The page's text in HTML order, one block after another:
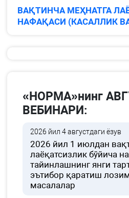
ВАҚТИНЧА МЕҲНАТГА
НАФАҚАСИ (КАСАЛЛИК
«НОРМА»нинг
ВЕБИНАРИ:
2026 йил 4 августдаги ёзув
2026 йил 1 июлдан
лаёқатсизлик бўйича
тайинлашнинг янги
эътибор қаратиш
масалалар